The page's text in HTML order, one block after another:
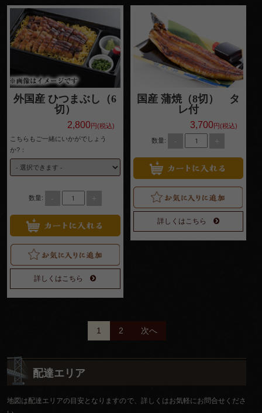
外国産 ひつまぶし（6
切）
2,800円(税込)
こちらもご一緒にいかがでしょう
か?：
数量: - +
詳しくはこちら
国産 蒲焼（8切） タ
レ付
3,700円(税込)
数量: - +
詳しくはこちら
稿
ナ
ビ
1 2 次へ
配達エリア
地図は配達エリアの目安となりますので、詳しくはお気軽にお問合せくださ